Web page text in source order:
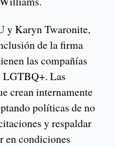
y Karyn Twaronite,
de la firma
las compañías
LGTBQ+. Las
crean internamente
políticas de no
y respaldar
en condiciones